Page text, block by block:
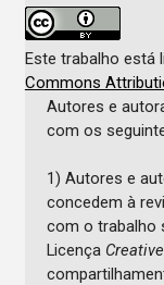
Este trabalho está
Commons
Autores e
com os
1) Autores e
concedem à
com o trabalho
Licença